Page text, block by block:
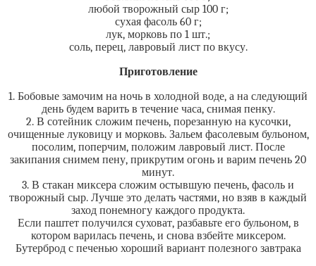
любой творожный сыр 100 г;
сухая фасоль 60 г;
лук, морковь по 1 шт.;
соль, перец, лавровый лист по вкусу.
Приготовление
1. Бобовые замочим на ночь в холодной воде, а на следующий
день будем варить в течение часа, снимая пенку.
2. В сотейник сложим печень, порезанную на кусочки,
очищенные луковицу и морковь. Зальем фасолевым бульоном,
посолим, поперчим, положим лавровый лист. После
закипания снимем пену, прикрутим огонь и варим печень 20
минут.
3. В стакан миксера сложим остывшую печень, фасоль и
творожный сыр. Лучше это делать частями, но взяв в каждый
заход понемногу каждого продукта.
Если паштет получился суховат, разбавьте его бульоном, в
котором варилась печень, и снова взбейте миксером.
Бутерброд с печенью хороший вариант полезного завтрака